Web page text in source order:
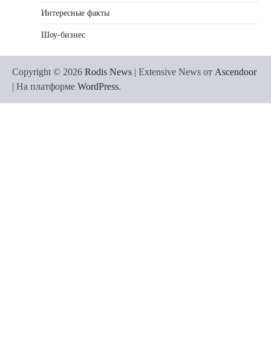
Интересные факты
Шоу-бизнес
Copyright © 2026 Rodis News | Extensive News от Ascendoor
| На платформе WordPress.